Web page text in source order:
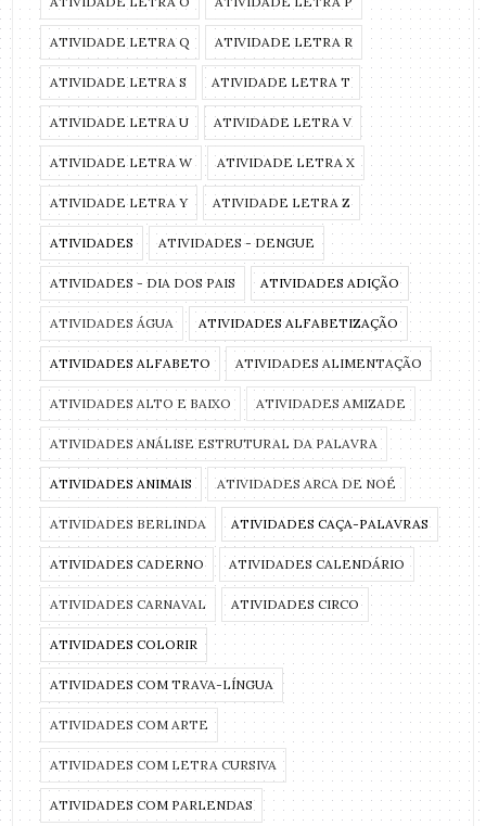
ATIVIDADE LETRA Q ATIVIDADE LETRA R
ATIVIDADE LETRA S ATIVIDADE LETRA T
ATIVIDADE LETRA U ATIVIDADE LETRA V
ATIVIDADE LETRA W ATIVIDADE LETRA X
ATIVIDADE LETRA Y ATIVIDADE LETRA Z
ATIVIDADES ATIVIDADES - DENGUE
ATIVIDADES - DIA DOS PAIS ATIVIDADES ADIÇÃO
ATIVIDADES ÁGUA ATIVIDADES ALFABETIZAÇÃO
ATIVIDADES ALFABETO ATIVIDADES ALIMENTAÇÃO
ATIVIDADES ALTO E BAIXO ATIVIDADES AMIZADE
ATIVIDADES ANÁLISE ESTRUTURAL DA PALAVRA
ATIVIDADES ANIMAIS ATIVIDADES ARCA DE NOÉ
ATIVIDADES BERLINDA ATIVIDADES CAÇA-PALAVRAS
ATIVIDADES CADERNO ATIVIDADES CALENDÁRIO
ATIVIDADES CARNAVAL ATIVIDADES CIRCO
ATIVIDADES COLORIR
ATIVIDADES COM TRAVA-LÍNGUA
ATIVIDADES COM ARTE
ATIVIDADES COM LETRA CURSIVA
ATIVIDADES COM PARLENDAS